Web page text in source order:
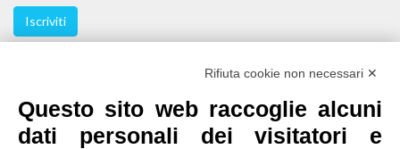
Iscriviti
Rifiuta cookie non necessari ✕
Questo sito web raccoglie alcuni
dati personali dei visitatori e